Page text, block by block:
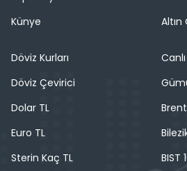
Künye
Altın
Döviz Kurları
Döviz Çevirici
Dolar TL
Euro TL
Sterin Kaç TL
BIST